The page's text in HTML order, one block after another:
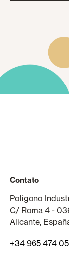
Contato
Polígono
C/ Roma 4 -
Alicante,
+34 965 474